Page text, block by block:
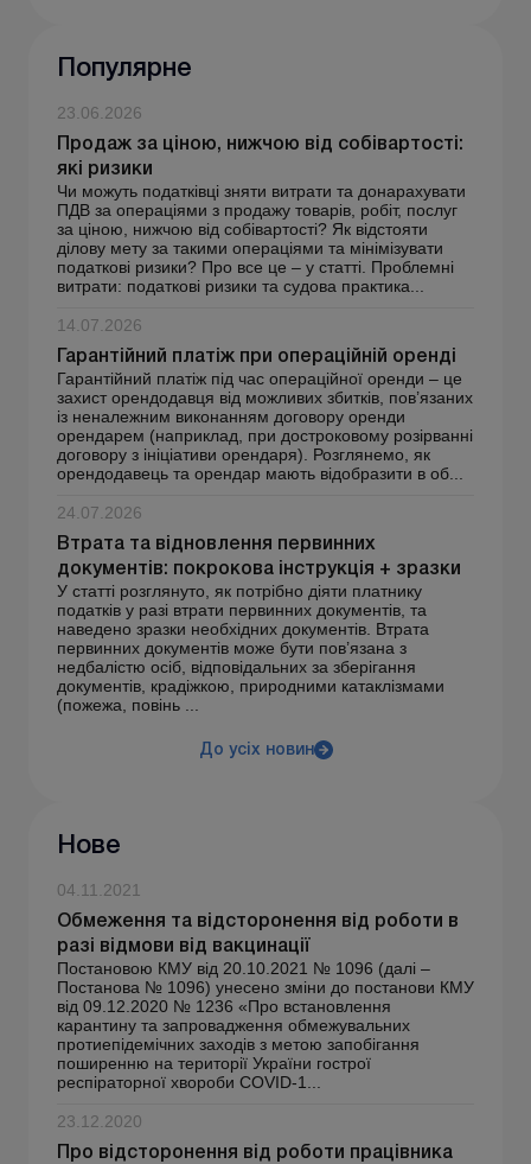
Популярне
23.06.2026
Продаж за ціною, нижчою від собівартості:
які ризики
Чи можуть податківці зняти витрати та донарахувати
ПДВ за операціями з продажу товарів, робіт, послуг
за ціною, нижчою від собівартості? Як відстояти
ділову мету за такими операціями та мінімізувати
податкові ризики? Про все це – у статті. Проблемні
витрати: податкові ризики та судова практика...
14.07.2026
Гарантійний платіж при операційній оренді
Гарантійний платіж під час операційної оренди – це
захист орендодавця від можливих збитків, пов’язаних
із неналежним виконанням договору оренди
орендарем (наприклад, при достроковому розірванні
договору з ініціативи орендаря). Розглянемо, як
орендодавець та орендар мають відобразити в об...
24.07.2026
Втрата та відновлення первинних
документів: покрокова інструкція + зразки
У статті розглянуто, як потрібно діяти платнику
податків у разі втрати первинних документів, та
наведено зразки необхідних документів. Втрата
первинних документів може бути пов’язана з
недбалістю осіб, відповідальних за зберігання
документів, крадіжкою, природними катаклізмами
(пожежа, повінь ...
До усіх новин
Нове
04.11.2021
Обмеження та відсторонення від роботи в
разі відмови від вакцинації
Постановою КМУ від 20.10.2021 № 1096 (далі –
Постанова № 1096) унесено зміни до постанови КМУ
від 09.12.2020 № 1236 «Про встановлення
карантину та запровадження обмежувальних
протиепідемічних заходів з метою запобігання
поширенню на території України гострої
респіраторної хвороби COVID-1...
23.12.2020
Про відсторонення від роботи працівника